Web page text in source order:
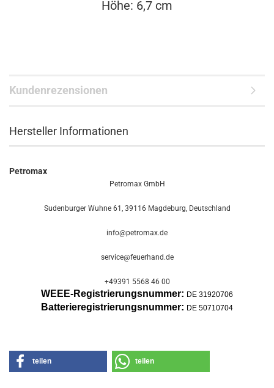
Höhe: 6,7 cm
Kundenrezensionen
Hersteller Informationen
Petromax
Petromax GmbH
Sudenburger Wuhne 61, 39116 Magdeburg, Deutschland
info@petromax.de
service@feuerhand.de
+49391 5568 46 00
WEEE-Registrierungsnummer: DE 31920706
Batterieregistrierungsnummer: DE 50710704
teilen teilen